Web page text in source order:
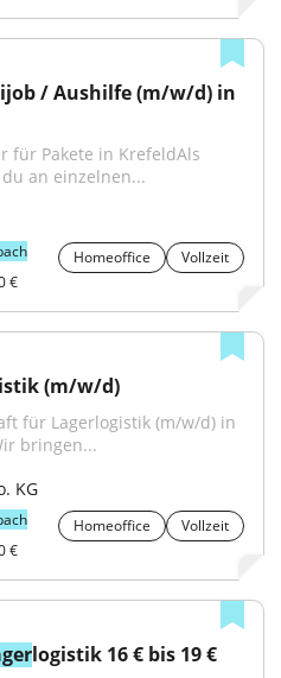
/ Aushilfe (m/w/d) in
für Pakete in KrefeldAls
an einzelnen...
Homeoffice
Vollzeit
€
(m/w/d)
für Lagerlogistik (m/w/d) in
bringen...
KG
Homeoffice
Vollzeit
€
logistik 16 € bis 19 €